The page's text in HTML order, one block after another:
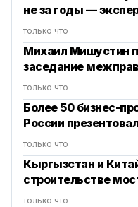
не за годы —
только что
Михаил Мишустин
заседание
только что
Более 50 бизнес-
России
только что
Кыргызстан и
строительстве
только что